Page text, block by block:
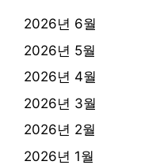
2026년 6월
2026년 5월
2026년 4월
2026년 3월
2026년 2월
2026년 1월